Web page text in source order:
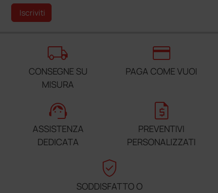
Iscriviti
local_shipping
CONSEGNE SU
MISURA
credit_card
PAGA COME VUOI
support_agent
ASSISTENZA
DEDICATA
request_quote
PREVENTIVI
PERSONALIZZATI
verified_user
SODDISFATTO O